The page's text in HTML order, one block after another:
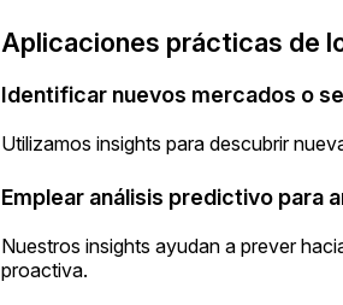
Aplicaciones prácticas de
Identificar nuevos mercados o
Utilizamos insights para descubrir
Emplear análisis predictivo para
Nuestros insights ayudan a prever
proactiva.